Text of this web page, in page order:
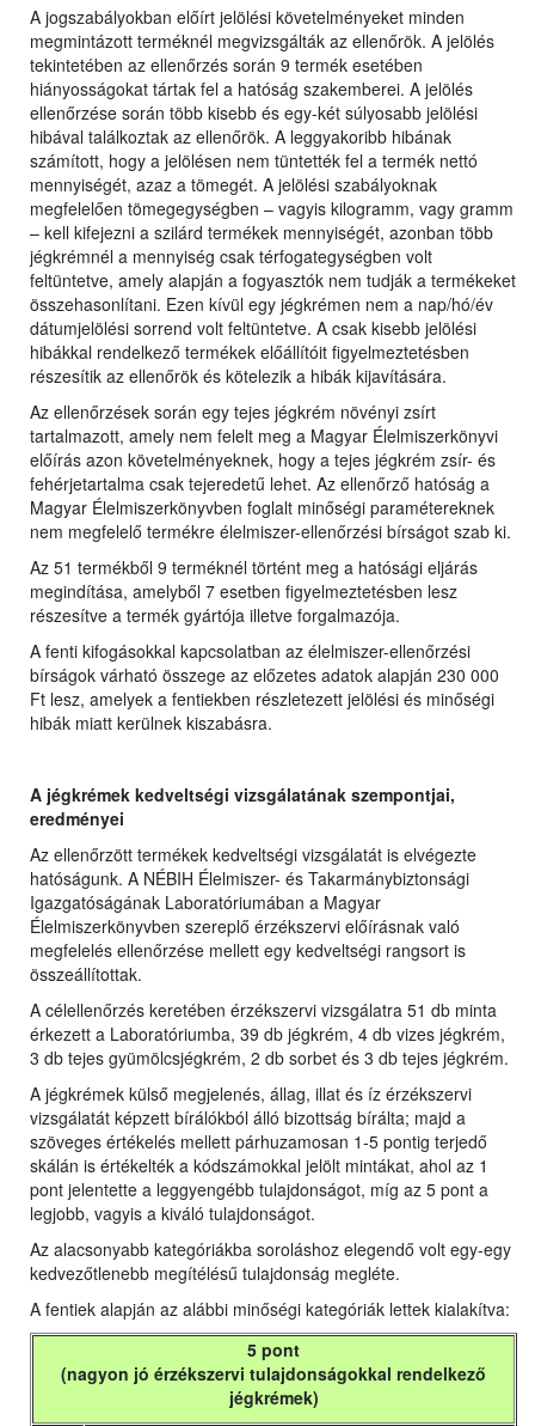
A jogszabályokban előírt jelölési követelményeket minden
megmintázott terméknél megvizsgálták az ellenőrök. A jelölés
tekintetében az ellenőrzés során 9 termék esetében
hiányosságokat tártak fel a hatóság szakemberei. A jelölés
ellenőrzése során több kisebb és egy-két súlyosabb jelölési
hibával találkoztak az ellenőrök. A leggyakoribb hibának
számított, hogy a jelölésen nem tüntették fel a termék nettó
mennyiségét, azaz a tömegét. A jelölési szabályoknak
megfelelően tömegegységben – vagyis kilogramm, vagy gramm
– kell kifejezni a szilárd termékek mennyiségét, azonban több
jégkrémnél a mennyiség csak térfogategységben volt
feltüntetve, amely alapján a fogyasztók nem tudják a termékeket
összehasonlítani. Ezen kívül egy jégkrémen nem a nap/hó/év
dátumjelölési sorrend volt feltüntetve. A csak kisebb jelölési
hibákkal rendelkező termékek előállítóit figyelmeztetésben
részesítik az ellenőrök és kötelezik a hibák kijavítására.
Az ellenőrzések során egy tejes jégkrém növényi zsírt
tartalmazott, amely nem felelt meg a Magyar Élelmiszerkönyvi
előírás azon követelményeknek, hogy a tejes jégkrém zsír- és
fehérjetartalma csak tejeredetű lehet. Az ellenőrző hatóság a
Magyar Élelmiszerkönyvben foglalt minőségi paramétereknek
nem megfelelő termékre élelmiszer-ellenőrzési bírságot szab ki.
Az 51 termékből 9 terméknél történt meg a hatósági eljárás
megindítása, amelyből 7 esetben figyelmeztetésben lesz
részesítve a termék gyártója illetve forgalmazója.
A fenti kifogásokkal kapcsolatban az élelmiszer-ellenőrzési
bírságok várható összege az előzetes adatok alapján 230 000
Ft lesz, amelyek a fentiekben részletezett jelölési és minőségi
hibák miatt kerülnek kiszabásra.
A jégkrémek kedveltségi vizsgálatának szempontjai,
eredményei
Az ellenőrzött termékek kedveltségi vizsgálatát is elvégezte
hatóságunk. A NÉBIH Élelmiszer- és Takarmánybiztonsági
Igazgatóságának Laboratóriumában a Magyar
Élelmiszerkönyvben szereplő érzékszervi előírásnak való
megfelelés ellenőrzése mellett egy kedveltségi rangsort is
összeállítottak.
A célellenőrzés keretében érzékszervi vizsgálatra 51 db minta
érkezett a Laboratóriumba, 39 db jégkrém, 4 db vizes jégkrém,
3 db tejes gyümölcsjégkrém, 2 db sorbet és 3 db tejes jégkrém.
A jégkrémek külső megjelenés, állag, illat és íz érzékszervi
vizsgálatát képzett bírálókból álló bizottság bírálta; majd a
szöveges értékelés mellett párhuzamosan 1-5 pontig terjedő
skálán is értékelték a kódszámokkal jelölt mintákat, ahol az 1
pont jelentette a leggyengébb tulajdonságot, míg az 5 pont a
legjobb, vagyis a kiváló tulajdonságot.
Az alacsonyabb kategóriákba soroláshoz elegendő volt egy-egy
kedvezőtlenebb megítélésű tulajdonság megléte.
A fentiek alapján az alábbi minőségi kategóriák lettek kialakítva:
5 pont
(nagyon jó érzékszervi tulajdonságokkal rendelkező
jégkrémek)